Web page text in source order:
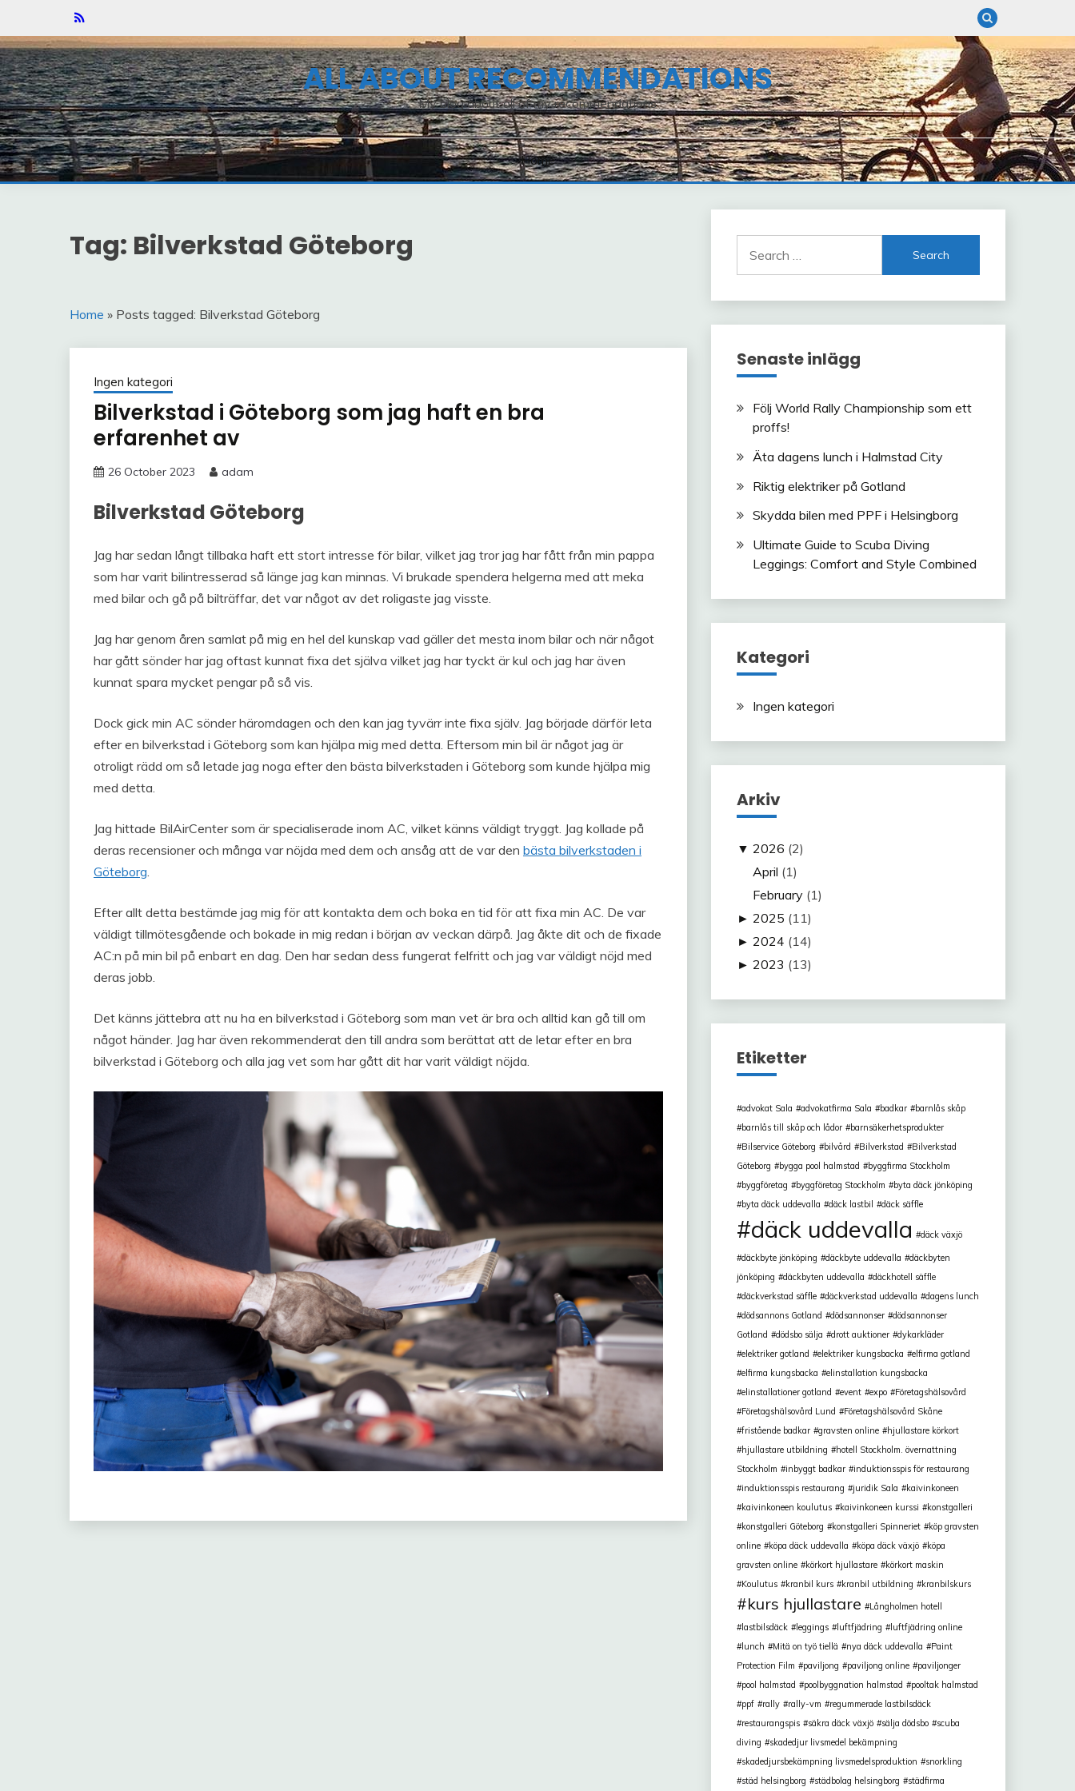
content
ALL ABOUT RECOMMENDATIONS
My blog about all of my recommendations
Home
Tag: Bilverkstad Göteborg
Home » Posts tagged: Bilverkstad Göteborg
Ingen kategori
Bilverkstad i Göteborg som jag haft en bra
erfarenhet av
26 October 2023 adam
Bilverkstad Göteborg
Jag har sedan långt tillbaka haft ett stort intresse för bilar, vilket jag tror jag har fått från min pappa
som har varit bilintresserad så länge jag kan minnas. Vi brukade spendera helgerna med att meka
med bilar och gå på bilträffar, det var något av det roligaste jag visste.
Jag har genom åren samlat på mig en hel del kunskap vad gäller det mesta inom bilar och när något
har gått sönder har jag oftast kunnat fixa det själva vilket jag har tyckt är kul och jag har även
kunnat spara mycket pengar på så vis.
Dock gick min AC sönder häromdagen och den kan jag tyvärr inte fixa själv. Jag började därför leta
efter en bilverkstad i Göteborg som kan hjälpa mig med detta. Eftersom min bil är något jag är
otroligt rädd om så letade jag noga efter den bästa bilverkstaden i Göteborg som kunde hjälpa mig
med detta.
Jag hittade BilAirCenter som är specialiserade inom AC, vilket känns väldigt tryggt. Jag kollade på
deras recensioner och många var nöjda med dem och ansåg att de var den bästa bilverkstaden i
Göteborg.
Efter allt detta bestämde jag mig för att kontakta dem och boka en tid för att fixa min AC. De var
väldigt tillmötesgående och bokade in mig redan i början av veckan därpå. Jag åkte dit och de fixade
AC:n på min bil på enbart en dag. Den har sedan dess fungerat felfritt och jag var väldigt nöjd med
deras jobb.
Det känns jättebra att nu ha en bilverkstad i Göteborg som man vet är bra och alltid kan gå till om
något händer. Jag har även rekommenderat den till andra som berättat att de letar efter en bra
bilverkstad i Göteborg och alla jag vet som har gått dit har varit väldigt nöjda.
for:
Senaste inlägg
Följ World Rally Championship som ett
proffs!
Äta dagens lunch i Halmstad City
Riktig elektriker på Gotland
Skydda bilen med PPF i Helsingborg
Ultimate Guide to Scuba Diving
Leggings: Comfort and Style Combined
Kategori
Ingen kategori
Arkiv
▼ 2026 (2)
April (1)
February (1)
► 2025 (11)
► 2024 (14)
► 2023 (13)
Etiketter
advokat Sala advokatfirma Sala badkar
barnlås skåp
barnlås till skåp och lådor
barnsäkerhetsprodukter
Bilservice Göteborg
bilvård Bilverkstad
Bilverkstad
Göteborg
bygga pool halmstad
byggfirma Stockholm
byggföretag
byggföretag Stockholm
byta däck jönköping
byta däck uddevalla
däck lastbil däck säffle
däck uddevalla däck växjö
däckbyte jönköping däckbyte uddevalla
däckbyten
jönköping
däckbyten uddevalla
däckhotell säffle
däckverkstad säffle
däckverkstad uddevalla
dagens lunch
dödsannons Gotland
dödsannonser
dödsannonser
Gotland
dödsbo sälja drott auktioner
dykarkläder
elektriker gotland
elektriker kungsbacka
elfirma gotland
elfirma kungsbacka
elinstallation kungsbacka
elinstallationer gotland
event expo
Företagshälsovård
Företagshälsovård Lund
Företagshälsovård Skåne
fristående badkar
gravsten online
hjullastare körkort
hjullastare utbildning
hotell Stockholm. övernattning
Stockholm
inbyggt badkar
induktionsspis för restaurang
induktionsspis restaurang
juridik Sala
kaivinkoneen
kaivinkoneen koulutus
kaivinkoneen kurssi
konstgalleri
konstgalleri Göteborg
konstgalleri Spinneriet
köp gravsten
online
köpa däck uddevalla köpa däck växjö
köpa
gravsten online
körkort hjullastare
körkort maskin
Koulutus
kranbil kurs kranbil utbildning kranbilskurs
kurs hjullastare
Långholmen hotell
lastbilsdäck
leggings luftfjädring
luftfjädring online
lunch
Mitä on työ tiellä nya däck uddevalla
Paint
Protection Film
paviljong paviljong online
paviljonger
pool halmstad
poolbyggnation halmstad
pooltak halmstad
ppf
rally rally-vm
regummerade lastbilsdäck
restaurangspis
säkra däck växjö sälja dödsbo
scuba
diving
skadedjur livsmedel bekämpning
skadedjursbekämpning livsmedelsproduktion
snorkling
städ helsingborg
städbolag helsingborg städfirma